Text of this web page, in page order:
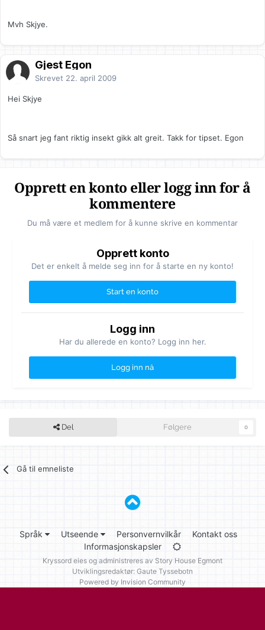
Mvh Skjye.
Gjest Egon
Skrevet 22. april 2009
Hei Skjye
Så snart jeg fant riktig insekt gikk alt greit. Takk for tipset. Egon
Opprett en konto eller logg inn for å
kommentere
Du må være et medlem for å kunne skrive en kommentar
Opprett konto
Det er enkelt å melde seg inn for å starte en ny konto!
Start en konto
Logg inn
Har du allerede en konto? Logg inn her.
Logg inn nå
Del Følgere 0
Gå til emneliste
Språk Utseende Personvernvilkår
Kontakt oss
Informasjonskapsler
Kryssord eies og administreres av Story House Egmont
Utviklingsredaktør: Gaute Tyssebotn
Powered by Invision Community